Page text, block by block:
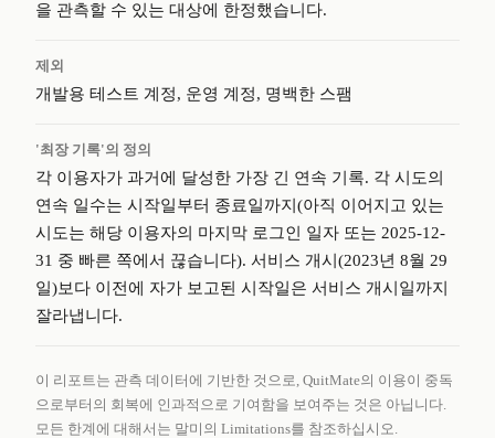
을 관측할 수 있는 대상에 한정했습니다.
제외
개발용 테스트 계정, 운영 계정, 명백한 스팸
'최장 기록'의 정의
각 이용자가 과거에 달성한 가장 긴 연속 기록. 각 시도의
연속 일수는 시작일부터 종료일까지(아직 이어지고 있는
시도는 해당 이용자의 마지막 로그인 일자 또는 2025-12-
31 중 빠른 쪽에서 끊습니다). 서비스 개시(2023년 8월 29
일)보다 이전에 자가 보고된 시작일은 서비스 개시일까지
잘라냅니다.
이 리포트는 관측 데이터에 기반한 것으로, QuitMate의 이용이 중독
으로부터의 회복에 인과적으로 기여함을 보여주는 것은 아닙니다.
모든 한계에 대해서는 말미의 Limitations를 참조하십시오.